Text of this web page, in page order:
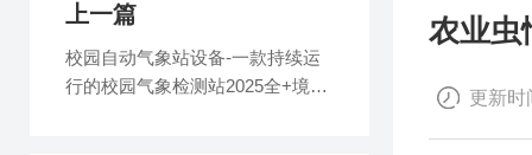
农业虫
更新时
上一篇
校园自动气象站设备-一款持续运
行的校园气象检测站2025全+境